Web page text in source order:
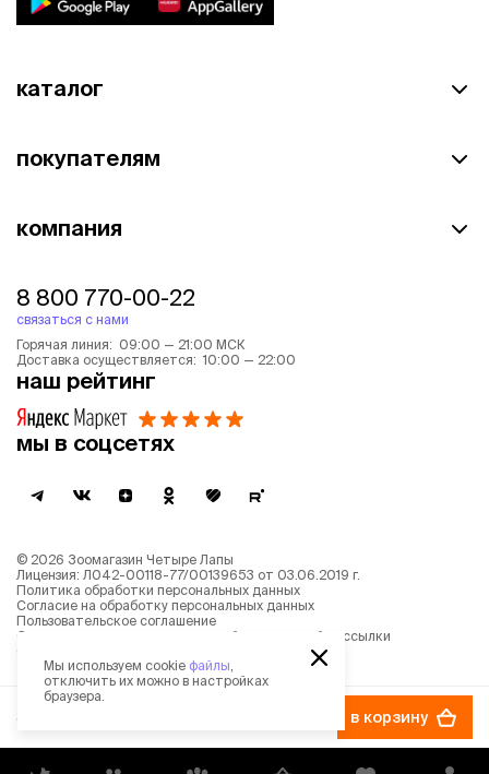
389 ₽ в корзину
каталог
покупателям
компания
8 800 770-00-22
связаться с нами
Горячая линия: 09:00 — 21:00 МСК
Доставка осуществляется: 10:00 — 22:00
наш рейтинг
мы в соцсетях
© 2026 Зоомагазин Четыре Лапы
Лицензия: Л042-00118-77/00139653 от 03.06.2019 г.
Политика обработки персональных данных
Согласие на обработку персональных данных
Пользовательское соглашение
Согласие на получение новостной и рекламной рассылки
Описание рекомендательных алгоритмов
Мы используем cookie файлы
отключить их можно в настройках
браузера.